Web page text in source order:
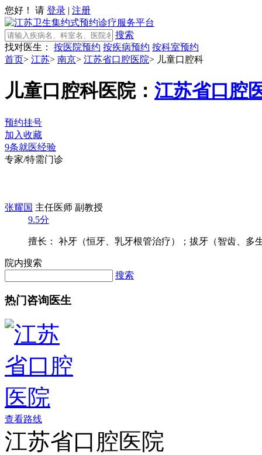
您好！ 请 登录 | 注册
搜索
找对医生：
按医院预约 按疾病预约 按科室预约
首页> 江苏> 南京> 江苏省口腔医院> 儿童口腔科
儿童口腔科医院： 江苏省口腔
预约挂号
加入收藏
9条就医经验
专家/特需门诊
张耀国 主任医师 副教授
9.5分
擅长： 补牙（恒牙、乳牙根管治疗）；拔牙（智齿、多
院内搜索
搜索
热门咨询医生
查看路线
江苏省口腔医院